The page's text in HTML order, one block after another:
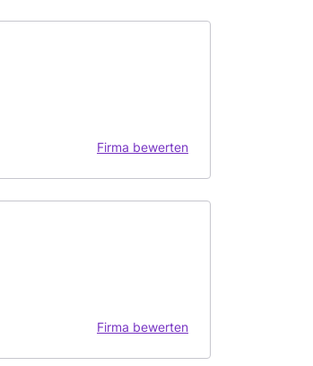
Firma bewerten
Firma bewerten